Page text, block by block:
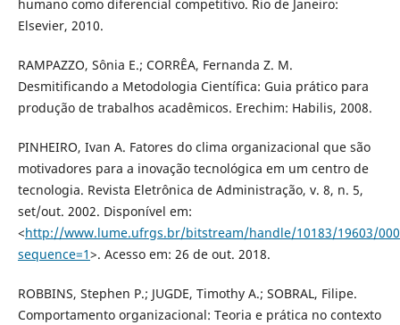
humano como diferencial competitivo. Rio de Janeiro:
Elsevier, 2010.
RAMPAZZO, Sônia E.; CORRÊA, Fernanda Z. M.
Desmitificando a Metodologia Científica: Guia prático para
produção de trabalhos acadêmicos. Erechim: Habilis, 2008.
PINHEIRO, Ivan A. Fatores do clima organizacional que são
motivadores para a inovação tecnológica em um centro de
tecnologia. Revista Eletrônica de Administração, v. 8, n. 5,
set/out. 2002. Disponível em:
<http://www.lume.ufrgs.br/bitstream/handle/10183/19603/
sequence=1>. Acesso em: 26 de out. 2018.
ROBBINS, Stephen P.; JUGDE, Timothy A.; SOBRAL, Filipe.
Comportamento organizacional: Teoria e prática no contexto